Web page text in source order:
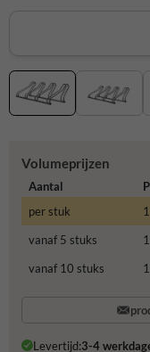
Volumeprijzen
Aantal
per stuk
vanaf 5 stuks
vanaf 10 stuks
Levertijd:3-4